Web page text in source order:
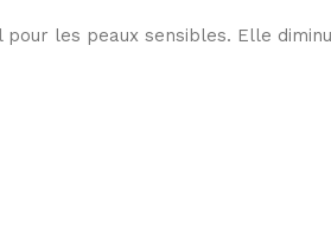
les peaux sensibles. Elle